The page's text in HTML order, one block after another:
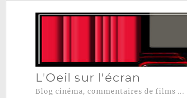
L'Oeil sur l'écran
Blog cinéma, commentaires de films ...